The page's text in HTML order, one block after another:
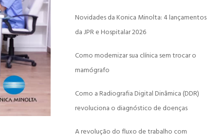
Novidades da Konica Minolta: 4 lançamentos
da JPR e Hospitalar 2026
Como modernizar sua clínica sem trocar o
mamógrafo
Como a Radiografia Digital Dinâmica (DDR)
revoluciona o diagnóstico de doenças
A revolução do fluxo de trabalho com